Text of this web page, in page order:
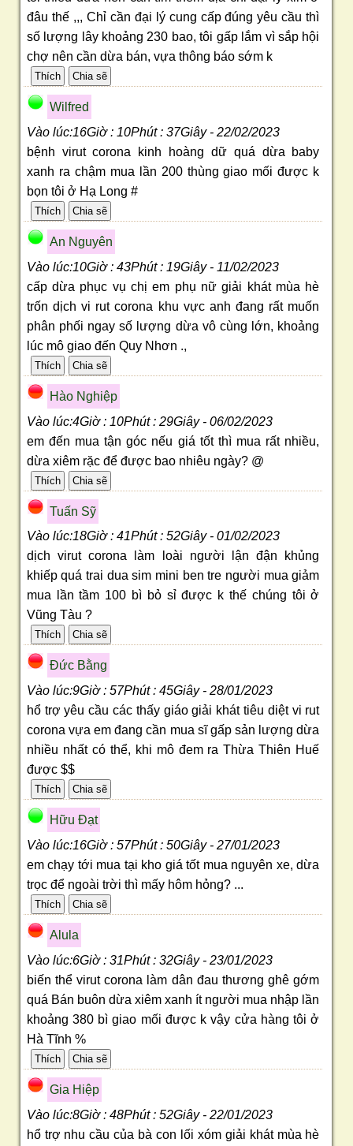
đâu thế ,,, Chỉ cần đại lý cung cấp đúng yêu cầu thì
số lượng lây khoảng 230 bao, tôi gấp lắm vì sắp hội
chợ nên cần dừa bán, vựa thông báo sớm k
Wilfred
Vào lúc:16Giờ : 10Phút : 37Giây - 22/02/2023
bệnh virut corona kinh hoàng dữ quá dừa baby
xanh ra chậm mua lần 200 thùng giao mối được k
bọn tôi ở Hạ Long #
An Nguyên
Vào lúc:10Giờ : 43Phút : 19Giây - 11/02/2023
cấp dừa phục vụ chị em phụ nữ giải khát mùa hè
trốn dịch vi rut corona khu vực anh đang rất muốn
phân phối ngay số lượng dừa vô cùng lớn, khoảng
lúc mô giao đến Quy Nhơn .,
Hào Nghiệp
Vào lúc:4Giờ : 10Phút : 29Giây - 06/02/2023
em đến mua tận góc nếu giá tốt thì mua rất nhiều,
dừa xiêm rặc để được bao nhiêu ngày? @
Tuấn Sỹ
Vào lúc:18Giờ : 41Phút : 52Giây - 01/02/2023
dịch virut corona làm loài người lận đận khủng
khiếp quá trai dua sim mini ben tre người mua giảm
mua lần tầm 100 bì bỏ sỉ được k thế chúng tôi ở
Vũng Tàu ?
Ðức Bằng
Vào lúc:9Giờ : 57Phút : 45Giây - 28/01/2023
hổ trợ yêu cầu các thấy giáo giải khát tiêu diệt vi rut
corona vựa em đang cần mua sĩ gấp sản lượng dừa
nhiều nhất có thể, khi mô đem ra Thừa Thiên Huế
được $$
Hữu Ðạt
Vào lúc:16Giờ : 57Phút : 50Giây - 27/01/2023
em chạy tới mua tại kho giá tốt mua nguyên xe, dừa
trọc để ngoài trời thì mấy hôm hỏng? ...
Alula
Vào lúc:6Giờ : 31Phút : 32Giây - 23/01/2023
biến thể virut corona làm dân đau thương ghê gớm
quá Bán buôn dừa xiêm xanh ít người mua nhập lần
khoảng 380 bì giao mối được k vậy cửa hàng tôi ở
Hà Tĩnh %
Gia Hiệp
Vào lúc:8Giờ : 48Phút : 52Giây - 22/01/2023
hổ trợ nhu cầu của bà con lối xóm giải khát mùa hè